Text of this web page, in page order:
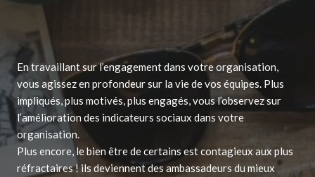
En travaillant sur l’engagement dans votre organisation,
vous agissez en profondeur sur la vie de vos équipes. Plus
impliqués, plus motivés, plus engagés, vous l’observez sur
l’amélioration des indicateurs sociaux dans votre
organisation.
Plus encore, le bien être de certains est contagieux aux plus
réfractaires ! ils deviennent des ambassadeurs du mieux